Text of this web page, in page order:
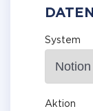
System
Aktion